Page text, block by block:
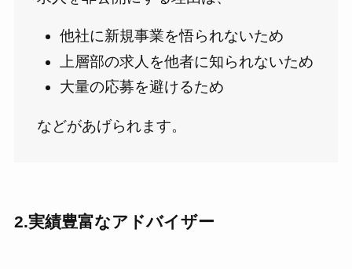
他社に新規事業を悟られないため
上層部の求人を他者に知られないため
大量の応募を避けるため
などがあげられます。
2.実績豊富なアドバイザー